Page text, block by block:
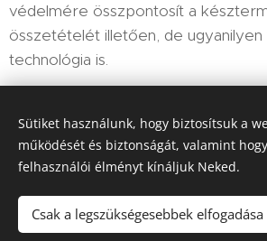
védelmére összpontosít a
összetételét illetően, de
technológia is.
Share
Sütiket használunk, hogy biztosítsuk a
működését és biztonságát, valamint
felhasználói élményt kínáljuk Neked.
Csak a legszükségesebbek elfogadása